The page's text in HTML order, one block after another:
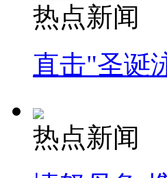
热点新闻
直击"圣诞
热点新闻